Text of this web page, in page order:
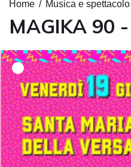
Home / Musica e spettacolo
MAGIKA 90
Ingrandisci il
contenuto
del
Spaziatura tra
le lettere